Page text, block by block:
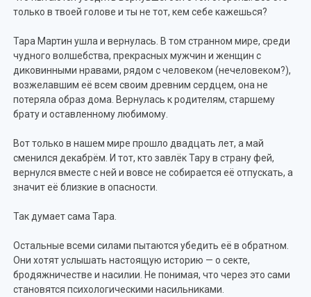
только в твоей голове и ты не тот, кем себе кажешься?
Тара Мартин ушла и вернулась. В том странном мире, среди
чудного волшебства, прекрасных мужчин и женщин с
диковинными нравами, рядом с человеком (нечеловеком?),
возжелавшим её всем своим древним сердцем, она не
потеряла образ дома. Вернулась к родителям, старшему
брату и оставленному любимому.
Вот только в нашем мире прошло двадцать лет, а май
сменился декабрём. И тот, кто завлёк Тару в страну фей,
вернулся вместе с ней и вовсе не собирается её отпускать, а
значит её близкие в опасности.
Так думает сама Тара.
Остальные всеми силами пытаются убедить её в обратном.
Они хотят услышать настоящую историю — о секте,
бродяжничестве и насилии. Не понимая, что через это сами
становятся психологическими насильниками.